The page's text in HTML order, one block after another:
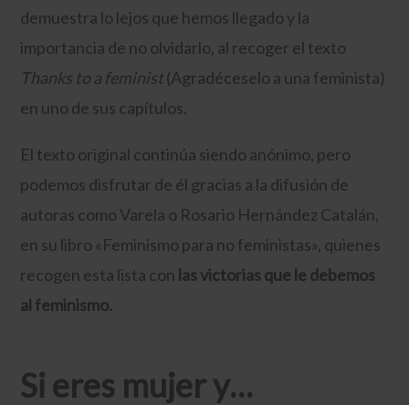
demuestra lo lejos que hemos llegado y la
importancia de no olvidarlo, al recoger el texto
Thanks to a feminist(Agradéceselo a una feminista)
en uno de sus capítulos.
El texto original continúa siendo anónimo, pero
podemos disfrutar de él gracias a la difusión de
autoras como Varela o Rosario Hernández Catalán,
en su libro «Feminismo para no feministas», quienes
recogen esta lista con las victorias que le debemos
al feminismo.
Si eres mujer y…